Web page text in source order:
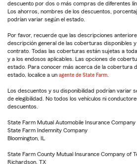
descuento por dos o más compras de diferentes
Los ahorros, nombres de los descuentos,
podrían variar según el estado.
Por favor, recuerde que las descripciones
descripción general de las coberturas disponibles
contrato. Todas las coberturas están sujetas a
y a los endosos aplicables. Las opciones de
estado. Para conocer más acerca de la cobertura
estado, localice a un agente de State Farm
Los descuentos y su disponibilidad podrían variar
de elegibilidad. No todos los vehículos ni
descuentos.
State Farm Mutual Automobile Insurance Company
State Farm Indemnity Company
Bloomington, IL
State Farm County Mutual Insurance Company of
Richardson, TX